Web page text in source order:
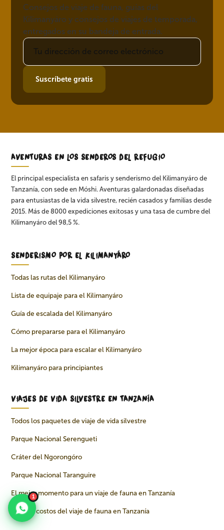
Consejos de viaje de fauna, guías del
Kilimanyáro y consejos de viajes de temporada,
entregados en su bandeja de entrada.
Suscríbete gratis
AVENTURAS EN LOS SENDEROS DEL REFUGIO
El principal especialista en safaris y senderismo del Kilimanyáro de
Tanzanía, con sede en Móshi. Aventuras galardonadas diseñadas
para entusiastas de la vida silvestre, recién casados ​​​​y familias desde
2015. Más de 8000 expediciones exitosas y una tasa de cumbre del
Kilimanyáro del 98,5 %.
SENDERISMO POR EL KILIMANYÁRO
Todas las rutas del Kilimanyáro
Lista de equipaje para el Kilimanyáro
Guía de escalada del Kilimanyáro
Cómo prepararse para el Kilimanyáro
La mejor época para escalar el Kilimanyáro
Kilimanyáro para principiantes
VIAJES DE VIDA SILVESTRE EN TANZANÍA
Todos los paquetes de viaje de vida silvestre
Parque Nacional Serengueti
Cráter del Ngorongóro
Parque Nacional Taranguire
El mejor momento para un viaje de fauna en Tanzanía
Guía de costos del viaje de fauna en Tanzanía
1